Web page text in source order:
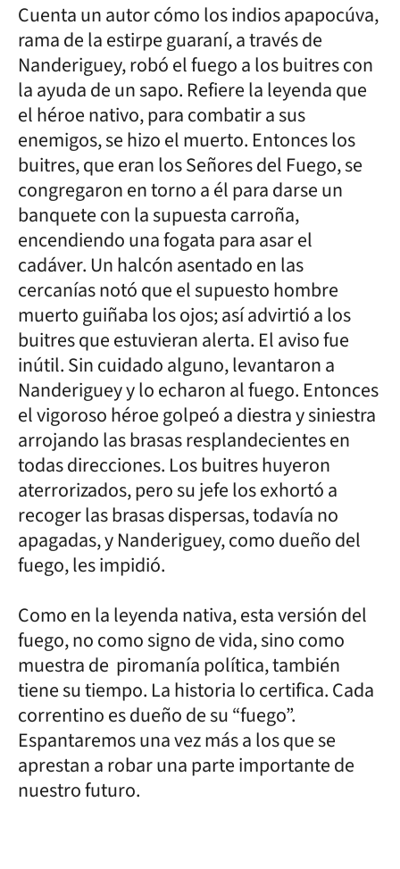
Cuenta un autor cómo los indios apapocúva,
rama de la estirpe guaraní, a través de
Nanderiguey, robó el fuego a los buitres con
la ayuda de un sapo. Refiere la leyenda que
el héroe nativo, para combatir a sus
enemigos, se hizo el muerto. Entonces los
buitres, que eran los Señores del Fuego, se
congregaron en torno a él para darse un
banquete con la supuesta carroña,
encendiendo una fogata para asar el
cadáver. Un halcón asentado en las
cercanías notó que el supuesto hombre
muerto guiñaba los ojos; así advirtió a los
buitres que estuvieran alerta. El aviso fue
inútil. Sin cuidado alguno, levantaron a
Nanderiguey y lo echaron al fuego. Entonces
el vigoroso héroe golpeó a diestra y siniestra
arrojando las brasas resplandecientes en
todas direcciones. Los buitres huyeron
aterrorizados, pero su jefe los exhortó a
recoger las brasas dispersas, todavía no
apagadas, y Nanderiguey, como dueño del
fuego, les impidió.
Como en la leyenda nativa, esta versión del
fuego, no como signo de vida, sino como
muestra de piromanía política, también
tiene su tiempo. La historia lo certifica. Cada
correntino es dueño de su “fuego”.
Espantaremos una vez más a los que se
aprestan a robar una parte importante de
nuestro futuro.